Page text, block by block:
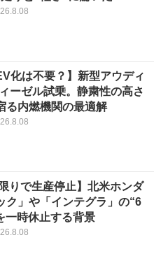
化は不要？】新型アウディ
ーゼル試乗。静粛性の高さ
る内燃機関の最適解
りで生産停止】北米ホンダ
ク」や「インテグラ」の“6
一時休止する背景